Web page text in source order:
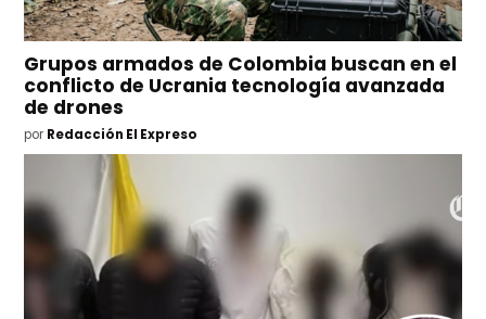
Grupos armados de Colombia buscan en el
conflicto de Ucrania tecnología avanzada
de drones
por Redacción El Expreso